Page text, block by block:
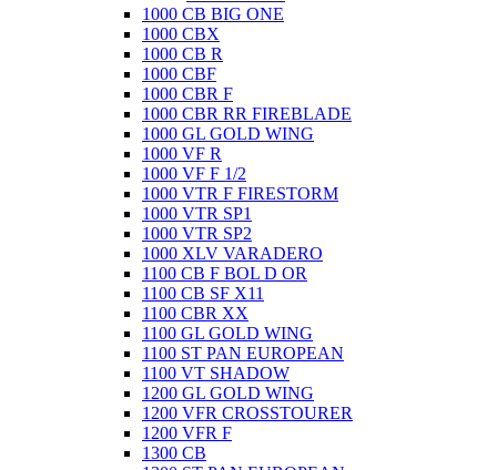
1000 CB BIG ONE
1000 CBX
1000 CB R
1000 CBF
1000 CBR F
1000 CBR RR FIREBLADE
1000 GL GOLD WING
1000 VF R
1000 VF F 1/2
1000 VTR F FIRESTORM
1000 VTR SP1
1000 VTR SP2
1000 XLV VARADERO
1100 CB F BOL D OR
1100 CB SF X11
1100 CBR XX
1100 GL GOLD WING
1100 ST PAN EUROPEAN
1100 VT SHADOW
1200 GL GOLD WING
1200 VFR CROSSTOURER
1200 VFR F
1300 CB